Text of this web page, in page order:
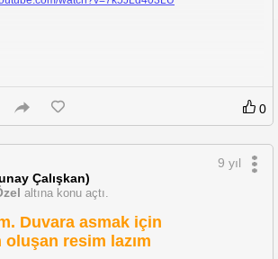
mağazalarda olan bir model.
Nakit fiyatı.http://www.edifice-
link_with_smartphone/EQB-500/
tercih ederdiniz?
0
Çalışkan)
altına konu açtı.
9 yıl
Duvara asmak için
resim lazım